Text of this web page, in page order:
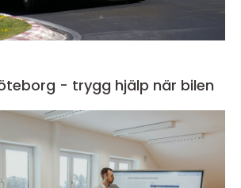
- trygg hjälp när bilen